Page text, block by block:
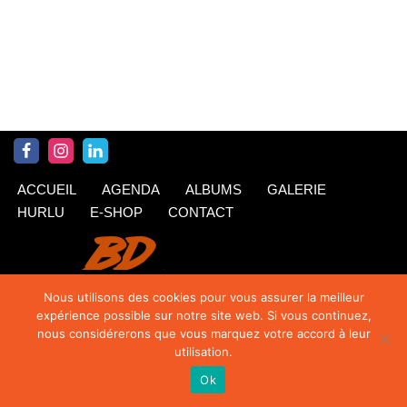
ACCUEIL AGENDA ALBUMS
GALERIE
HURLU
E-SHOP CONTACT
TipTop
Nous utilisons des cookies pour vous assurer la meilleur
expérience possible sur notre site web. Si vous continuez,
nous considérerons que vous marquez votre accord à leur
utilisation.
Ok